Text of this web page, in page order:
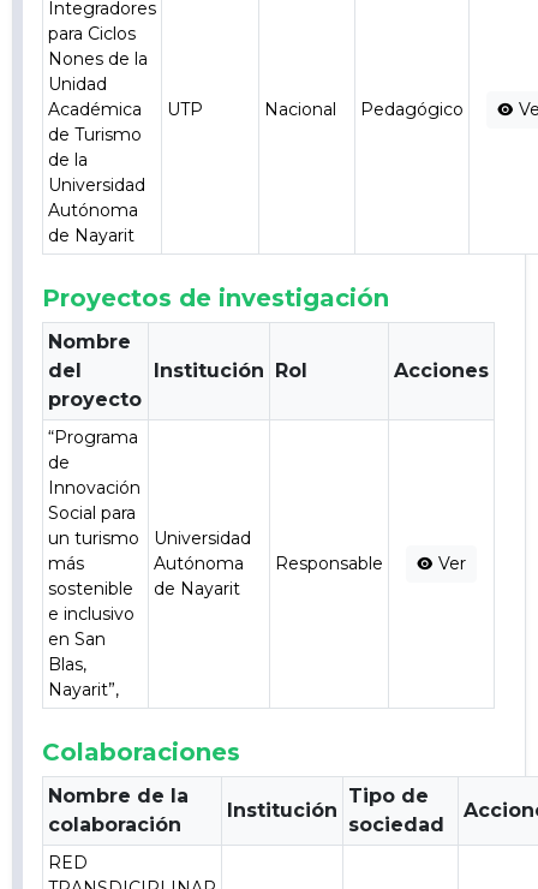
Integradores
para Ciclos
Nones de la
Unidad
Académica
de Turismo
de la
Universidad
Autónoma
de Nayarit
UTP Nacional Pedagógico
Proyectos de investigación
Nombre
del
proyecto
Institución Rol Acciones
“Programa
de
Innovación
Social para
un turismo
más
sostenible
e inclusivo
en San
Blas,
Nayarit”,
Universidad
Autónoma
de Nayarit
Responsable Ver
Colaboraciones
Nombre de la
colaboración
Institución
Tipo de
sociedad
RED